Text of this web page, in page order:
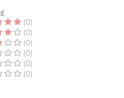
(0)
(0)
(0)
(0)
(0)
(0)